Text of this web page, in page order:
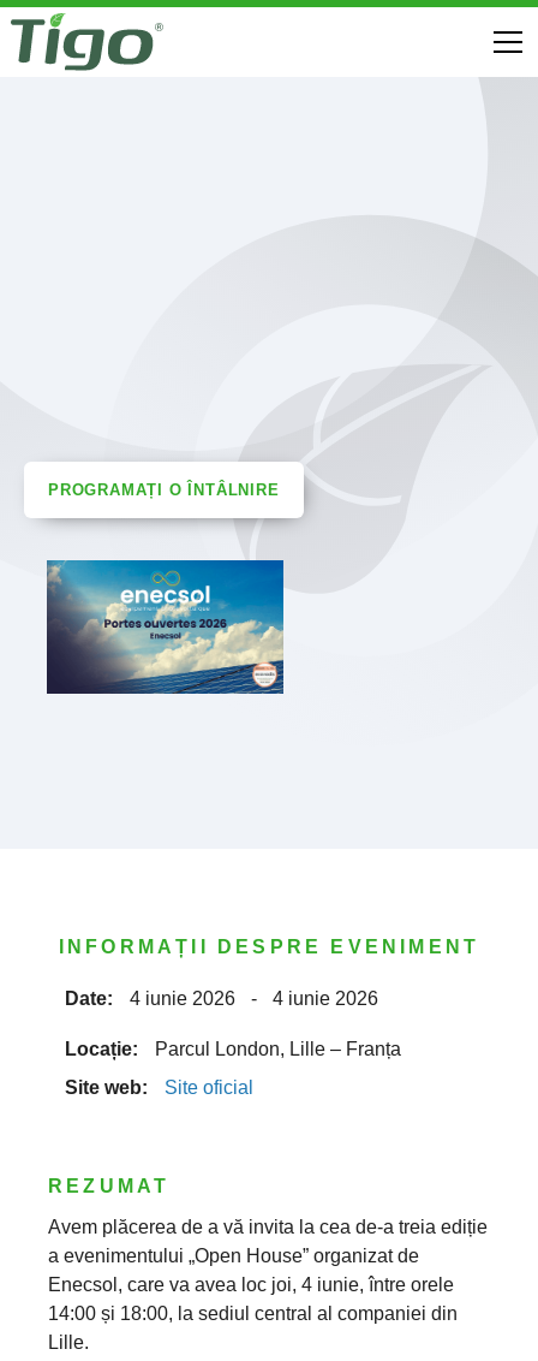
PROGRAMAȚI O ÎNTÂLNIRE
INFORMAȚII DESPRE EVENIMENT
Date: 4 iunie 2026 - 4 iunie 2026
Locație:
Parcul London, Lille – Franța
Site web:
Site oficial
REZUMAT
Avem plăcerea de a vă invita la cea de-a treia ediție
a evenimentului „Open House” organizat de
Enecsol, care va avea loc joi, 4 iunie, între orele
14:00 și 18:00, la sediul central al companiei din
Lille.